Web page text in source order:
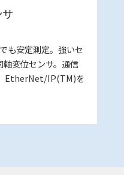
も安定測定。強いセ
変位センサ。通信
EtherNet/IP(TM)を